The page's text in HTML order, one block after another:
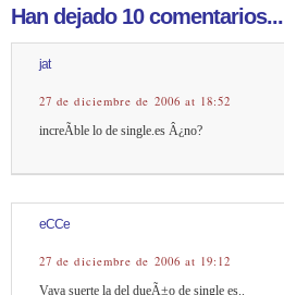
Han dejado 10 comentarios...
jat
27 de diciembre de 2006 at 18:52
increÃ­ble lo de single.es Â¿no?
eCCe
27 de diciembre de 2006 at 19:12
Vaya suerte la del dueÃ±o de single es..